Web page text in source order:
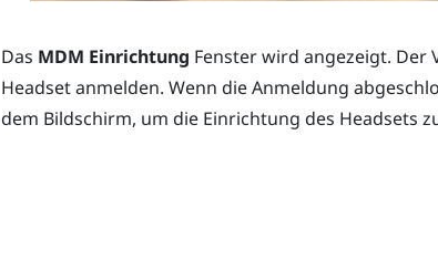
Das MDM Einrichtung Fenster wird angezeigt. Der
Headset anmelden. Wenn die Anmeldung
dem Bildschirm, um die Einrichtung des Headsets